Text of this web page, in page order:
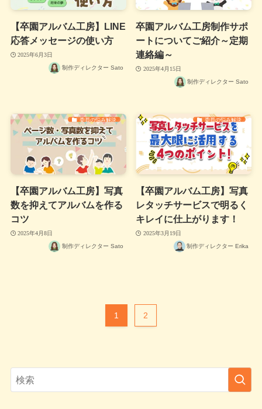
【卒園アルバム工房】LINE
応答メッセージの使い方
2025年6月3日
制作ディレクター Sato
卒園アルバム工房制作サポ
ートについてご紹介～定期
連絡編～
2025年4月15日
制作ディレクター Sato
委員の悩み解決
【卒園アルバム工房】写真
数を抑えてアルバムを作る
コツ
2025年4月8日
制作ディレクター Sato
委員の悩み解決
【卒園アルバム工房】写真
レタッチサービスで明るく
キレイに仕上がります！
2025年3月19日
制作ディレクター Erika
1 2